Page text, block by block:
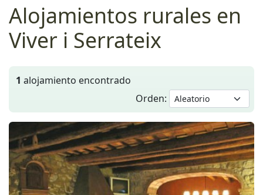
Alojamientos rurales en
Viver i Serrateix
1 alojamiento encontrado
Orden: